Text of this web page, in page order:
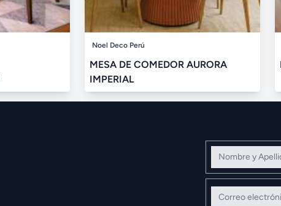
Noel Deco Perú
MESA DE COMEDOR AURORA
IMPERIAL
Nombre y
Correo